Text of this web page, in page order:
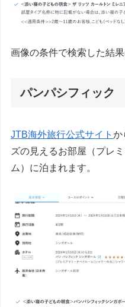
画像の条件で検索した結
パンパシフィック
JTB海外旅行公式サイトか
ズの見えるお部屋（プレ
ム）に泊まれます。